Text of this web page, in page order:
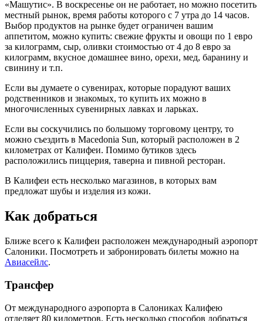
«Машутис». В воскресенье он не работает, но можно посетить
местный рынок, время работы которого с 7 утра до 14 часов.
Выбор продуктов на рынке будет ограничен вашим
аппетитом, можно купить: свежие фрукты и овощи по 1 евро
за килограмм, сыр, оливки стоимостью от 4 до 8 евро за
килограмм, вкусное домашнее вино, орехи, мед, баранину и
свинину и т.п.
Если вы думаете о сувенирах, которые порадуют ваших
родственников и знакомых, то купить их можно в
многочисленных сувенирных лавках и ларьках.
Если вы соскучились по большому торговому центру, то
можно съездить в Macedonia Sun, который расположен в 2
километрах от Калифеи. Помимо бутиков здесь
расположились пиццерия, таверна и пивной ресторан.
В Калифеи есть несколько магазинов, в которых вам
предложат шубы и изделия из кожи.
Как добраться
Ближе всего к Калифеи расположен международный аэропорт
Салоники. Посмотреть и забронировать билеты можно на
Авиасейлс.
Трансфер
От международного аэропорта в Салониках Калифею
отделяет 80 километров. Есть несколько способов добраться